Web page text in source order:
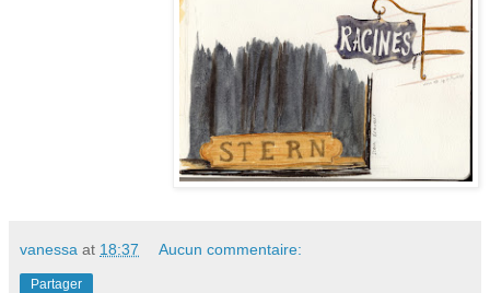
vanessa at 18:37 Aucun commentaire:
Partager